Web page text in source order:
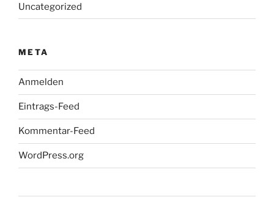
Uncategorized
META
Anmelden
Eintrags-Feed
Kommentar-Feed
WordPress.org